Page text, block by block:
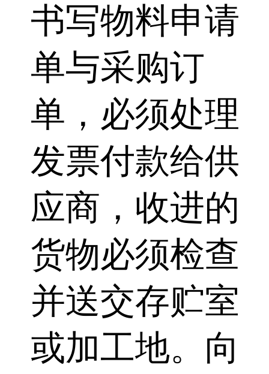
书写物料申请
单与采购订
单，必须处理
发票付款给供
应商，收进的
货物必须检查
并送交存贮室
或加工地。向